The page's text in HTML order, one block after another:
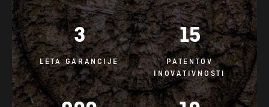
3
LETA GARANCIJE
15
PATENTOV
INOVATIVNOSTI